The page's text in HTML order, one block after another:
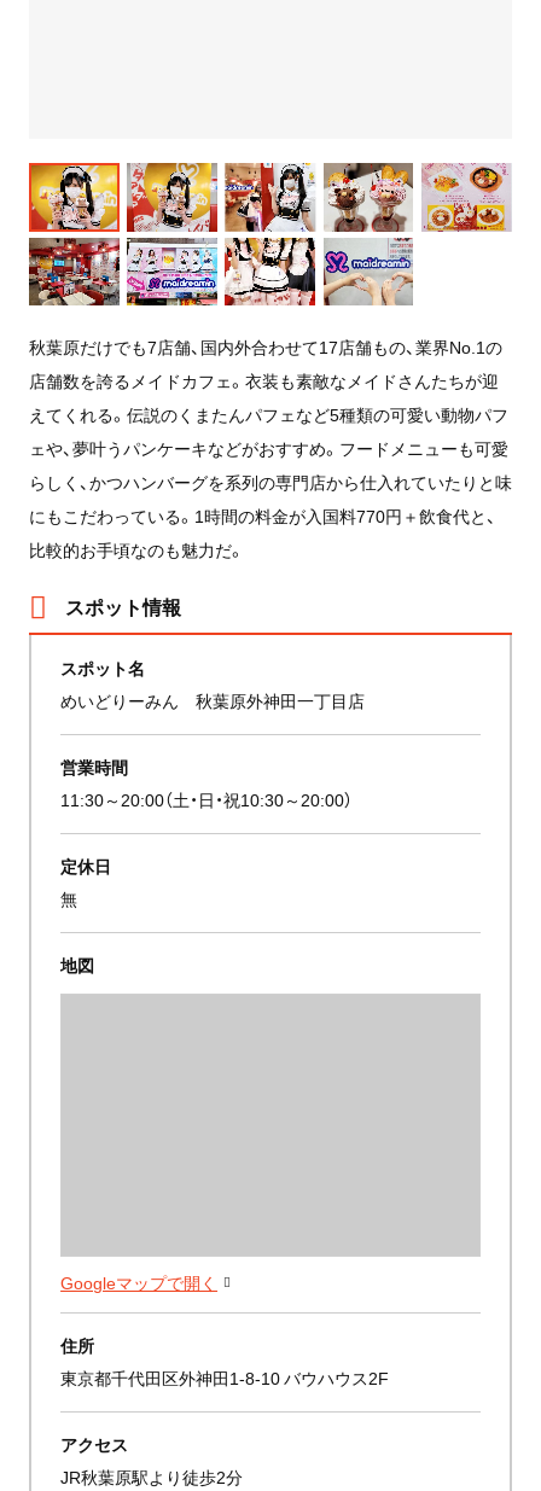
秋葉原だけでも7店舗、国内外合わせて17店舗もの、業界No.1の
店舗数を誇るメイドカフェ。衣装も素敵なメイドさんたちが迎
えてくれる。伝説のくまたんパフェなど5種類の可愛い動物パフ
ェや、夢叶うパンケーキなどがおすすめ。フードメニューも可愛
らしく、かつハンバーグを系列の専門店から仕入れていたりと味
にもこだわっている。1時間の料金が入国料770円＋飲食代と、
比較的お手頃なのも魅力だ。
スポット情報
スポット名
めいどりーみん 秋葉原外神田一丁目店
営業時間
11:30～20:00（土・日・祝10:30～20:00）
定休日
無
地図
Googleマップで開く
住所
東京都千代田区外神田1-8-10 バウハウス2F
アクセス
JR秋葉原駅より徒歩2分